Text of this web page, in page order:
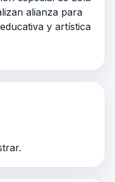
alianza para
y artística